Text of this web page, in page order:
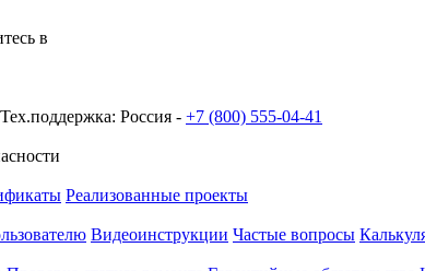
в
Тех.поддержка: Россия - +7 (800) 555-04-41
Реализованные проекты
Видеоинструкции Частые вопросы